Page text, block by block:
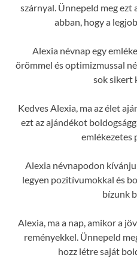
szárnyal. Ünnepeld meg ezt
abban, hogy a
Alexia névnap egy
örömmel és optimizmussal
sok sikert
Kedves Alexia, ma az élet
ezt az ajándékot
emlékezetes
Alexia névnapodon
legyen pozitívumokkal és
bízunk
Alexia, ma a nap, amikor a
reményekkel. Ünnepeld
hozz létre saját